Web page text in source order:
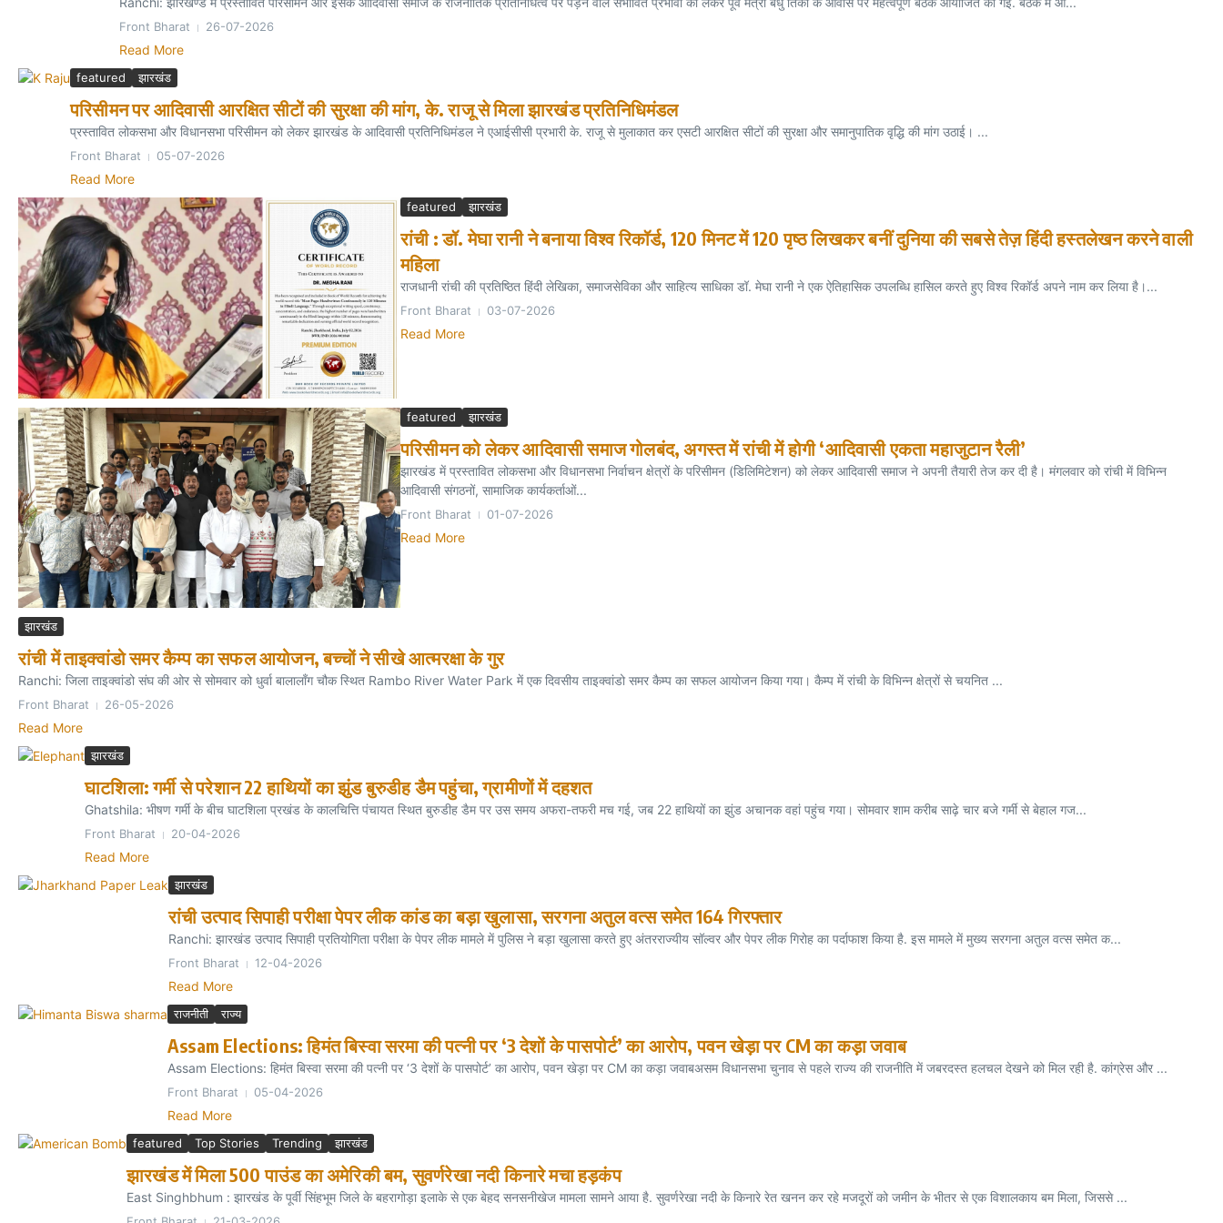
Front Bharat 26-07-2026
Read More
featured झारखंड
परिसीमन पर आदिवासी आरक्षित सीटों की सुरक्षा की मांग, के. राजू से मिला झारखंड प्रतिनिधिमंडल
प्रस्तावित लोकसभा और विधानसभा परिसीमन को लेकर झारखंड के आदिवासी प्रतिनिधिमंडल ने एआईसीसी प्रभारी के. राजू से मुलाकात कर एसटी आरक्षित सीटों की सुरक्षा और समानुपातिक वृद्धि की मांग उठाई। ...
Front Bharat 05-07-2026
Read More
featured झारखंड
रांची : डॉ. मेघा रानी ने बनाया विश्व रिकॉर्ड, 120 मिनट में 120 पृष्ठ लिखकर बनीं दुनिया की सबसे तेज़ हिंदी हस्तलेखन करने वाली
महिला
राजधानी रांची की प्रतिष्ठित हिंदी लेखिका, समाजसेविका और साहित्य साधिका डॉ. मेघा रानी ने एक ऐतिहासिक उपलब्धि हासिल करते हुए विश्व रिकॉर्ड अपने नाम कर लिया है।...
Front Bharat 03-07-2026
Read More
featured झारखंड
परिसीमन को लेकर आदिवासी समाज गोलबंद, अगस्त में रांची में होगी ‘आदिवासी एकता महाजुटान रैली’
झारखंड में प्रस्तावित लोकसभा और विधानसभा निर्वाचन क्षेत्रों के परिसीमन (डिलिमिटेशन) को लेकर आदिवासी समाज ने अपनी तैयारी तेज कर दी है। मंगलवार को रांची में विभिन्न
आदिवासी संगठनों, सामाजिक कार्यकर्ताओं...
Front Bharat 01-07-2026
Read More
झारखंड
रांची में ताइक्वांडो समर कैम्प का सफल आयोजन, बच्चों ने सीखे आत्मरक्षा के गुर
Ranchi: जिला ताइक्वांडो संघ की ओर से सोमवार को धुर्वा बालालॉंग चौक स्थित Rambo River Water Park में एक दिवसीय ताइक्वांडो समर कैम्प का सफल आयोजन किया गया। कैम्प में रांची के विभिन्न क्षेत्रों से चयनित ...
Front Bharat 26-05-2026
Read More
झारखंड
घाटशिला: गर्मी से परेशान 22 हाथियों का झुंड बुरुडीह डैम पहुंचा, ग्रामीणों में दहशत
Ghatshila: भीषण गर्मी के बीच घाटशिला प्रखंड के कालचित्ति पंचायत स्थित बुरुडीह डैम पर उस समय अफरा-तफरी मच गई, जब 22 हाथियों का झुंड अचानक वहां पहुंच गया। सोमवार शाम करीब साढ़े चार बजे गर्मी से बेहाल गज...
Front Bharat 20-04-2026
Read More
झारखंड
रांची उत्पाद सिपाही परीक्षा पेपर लीक कांड का बड़ा खुलासा, सरगना अतुल वत्स समेत 164 गिरफ्तार
Ranchi: झारखंड उत्पाद सिपाही प्रतियोगिता परीक्षा के पेपर लीक मामले में पुलिस ने बड़ा खुलासा करते हुए अंतरराज्यीय सॉल्वर और पेपर लीक गिरोह का पर्दाफाश किया है. इस मामले में मुख्य सरगना अतुल वत्स समेत क...
Front Bharat 12-04-2026
Read More
राजनीती राज्य
Assam Elections: हिमंत बिस्वा सरमा की पत्नी पर ‘3 देशों के पासपोर्ट’ का आरोप, पवन खेड़ा पर CM का कड़ा जवाब
Assam Elections: हिमंत बिस्वा सरमा की पत्नी पर ‘3 देशों के पासपोर्ट’ का आरोप, पवन खेड़ा पर CM का कड़ा जवाबअसम विधानसभा चुनाव से पहले राज्य की राजनीति में जबरदस्त हलचल देखने को मिल रही है. कांग्रेस और ...
Front Bharat 05-04-2026
Read More
featured Top Stories Trending झारखंड
झारखंड में मिला 500 पाउंड का अमेरिकी बम, सुवर्णरेखा नदी किनारे मचा हड़कंप
East Singhbhum : झारखंड के पूर्वी सिंहभूम जिले के बहरागोड़ा इलाके से एक बेहद सनसनीखेज मामला सामने आया है. सुवर्णरेखा नदी के किनारे रेत खनन कर रहे मजदूरों को जमीन के भीतर से एक विशालकाय बम मिला, जिससे ...